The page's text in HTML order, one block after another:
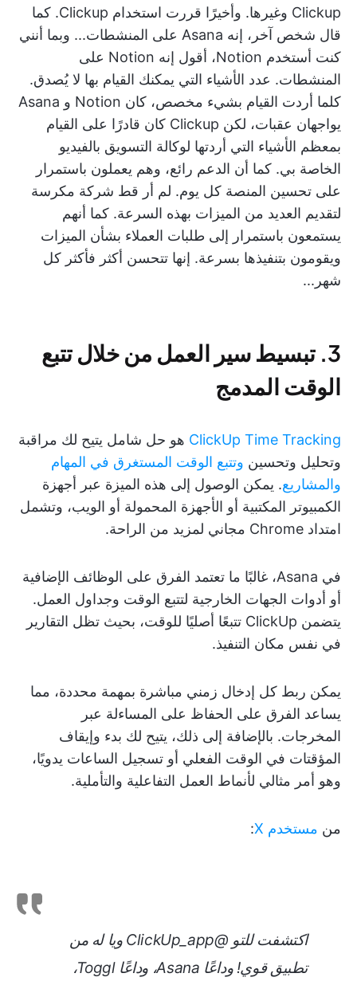
Clickup وغيرها. وأخيرًا قررت استخدام Clickup. كما
قال شخص آخر، إنه Asana على المنشطات... وبما أنني
كنت أستخدم Notion، أقول إنه Notion على
المنشطات. عدد الأشياء التي يمكنك القيام بها لا يُصدق.
كلما أردت القيام بشيء مخصص، كان Notion و Asana
يواجهان عقبات، لكن Clickup كان قادرًا على القيام
بمعظم الأشياء التي أردتها لوكالة التسويق بالفيديو
الخاصة بي. كما أن الدعم رائع، وهم يعملون باستمرار
على تحسين المنصة كل يوم. لم أر قط شركة مكرسة
لتقديم العديد من الميزات بهذه السرعة. كما أنهم
يستمعون باستمرار إلى طلبات العملاء بشأن الميزات
ويقومون بتنفيذها بسرعة. إنها تتحسن أكثر فأكثر كل
شهر...
3. تبسيط سير العمل من خلال تتبع
الوقت المدمج
ClickUp Time Tracking هو حل شامل يتيح لك مراقبة
وتحليل وتحسين وتتبع الوقت المستغرق في المهام
والمشاريع. يمكن الوصول إلى هذه الميزة عبر أجهزة
الكمبيوتر المكتبية أو الأجهزة المحمولة أو الويب، وتشمل
امتداد Chrome مجاني لمزيد من الراحة.
في Asana، غالبًا ما تعتمد الفرق على الوظائف الإضافية
أو أدوات الجهات الخارجية لتتبع الوقت وجداول العمل.
يتضمن ClickUp تتبعًا أصليًا للوقت، بحيث تظل التقارير
في نفس مكان التنفيذ.
يمكن ربط كل إدخال زمني مباشرة بمهمة محددة، مما
يساعد الفرق على الحفاظ على المساءلة عبر
المخرجات. بالإضافة إلى ذلك، يتيح لك بدء وإيقاف
المؤقتات في الوقت الفعلي أو تسجيل الساعات يدويًا،
وهو أمر مثالي لأنماط العمل التفاعلية والتأملية.
من مستخدم X :
اكتشفت للتو @ClickUp_app ويا له من
تطبيق قوي! وداعًا Asana، وداعًا Toggl،